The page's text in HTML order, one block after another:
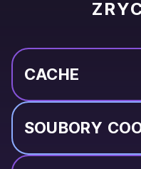
CACHE
SOUBORY